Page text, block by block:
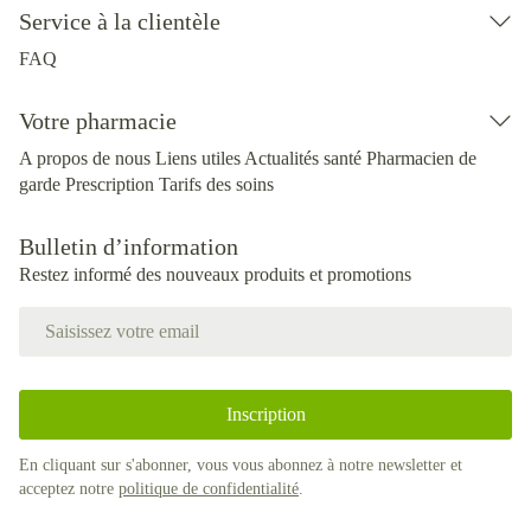
Service à la clientèle
FAQ
Votre pharmacie
A propos de nous Liens utiles Actualités santé Pharmacien de
garde Prescription Tarifs des soins
Bulletin d’information
Restez informé des nouveaux produits et promotions
Inscription
En cliquant sur s'abonner, vous vous abonnez à notre newsletter et
acceptez notre politique de confidentialité.